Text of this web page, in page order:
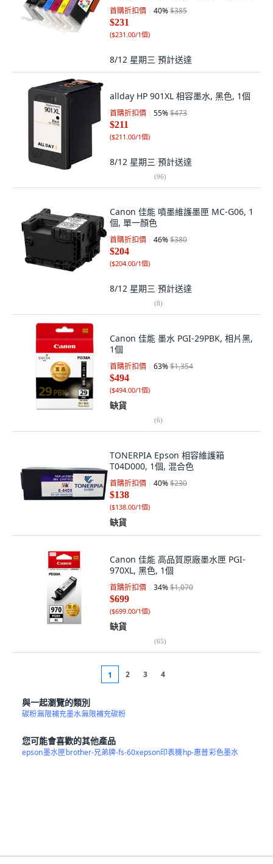
首購折扣價 40%$385
$231
($231.00/1個)
8/12 星期三 預計送達
allday HP 901XL 相容墨水, 黑色, 1個
首購折扣價 55%$473
$211
($211.00/1個)
8/12 星期三 預計送達
(96)
Canon 佳能 噴墨維護墨匣 MC-G06, 1
個, 單一顏色
首購折扣價 46%$380
$204
($204.00/1個)
8/12 星期三 預計送達
(8)
Canon 佳能 墨水 PGI-29PBK, 相片黑,
1個
首購折扣價 63%$1,354
$494
($494.00/1個)
缺貨
(6)
TONERPIA Epson 相容維護箱
T04D000, 1個, 混合色
首購折扣價 40%$230
$138
($138.00/1個)
缺貨
Canon 佳能 高品質原廠墨水匣 PGI-
970XL, 黑色, 1個
首購折扣價 34%$1,070
$699
($699.00/1個)
缺貨
(65)
1 2 3 4
與一起瀏覽的類別
碳粉無限補充墨水無限補充碳粉
您可能會喜歡的其他產品
epson墨水匣brother-兄弟牌-fs-60xepson印表機hp-惠普彩色墨水